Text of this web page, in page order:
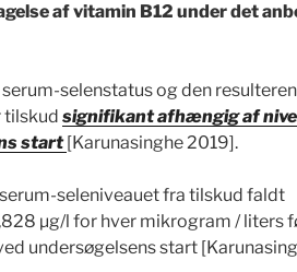
af vitamin B12 under det
selenstatus og den
tilskud signifikant afhængig af
start [Karunasinghe 2019].
seleniveauet fra tilskud faldt
µg/l for hver mikrogram / liters
undersøgelsens start